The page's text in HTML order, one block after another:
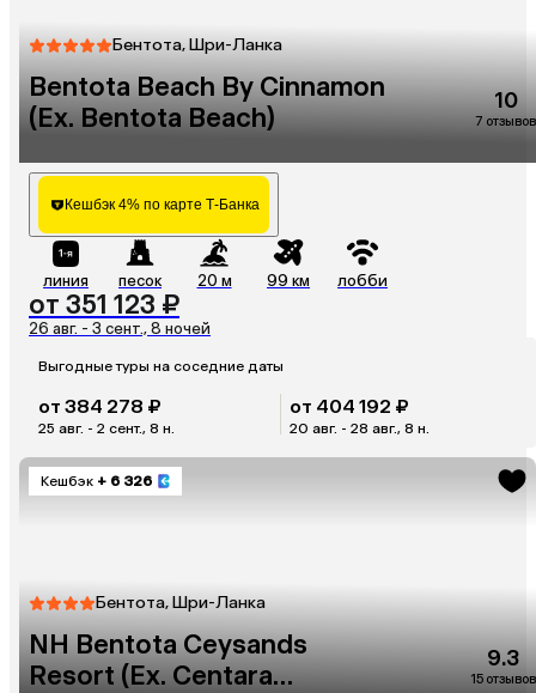
Бентота, Шри-Ланка
Bentota Beach By Cinnamon
(Ex. Bentota Beach)
10
7 отзывов
Кешбэк 4% по карте Т-Банка
линия песок 20 м 99 км лобби
от 351 123 ₽
26 авг. - 3 сент., 8 ночей
Выгодные туры на соседние даты
от 384 278 ₽
25 авг. - 2 сент., 8 н.
от 404 192 ₽
20 авг. - 28 авг., 8 н.
Кешбэк + 6 326
Бентота, Шри-Ланка
NH Bentota Ceysands
Resort (Ex. Centara
9.3
15 отзывов